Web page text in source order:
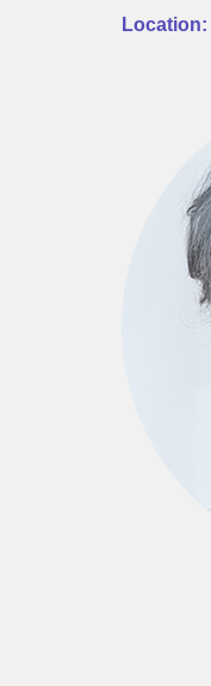
Location: